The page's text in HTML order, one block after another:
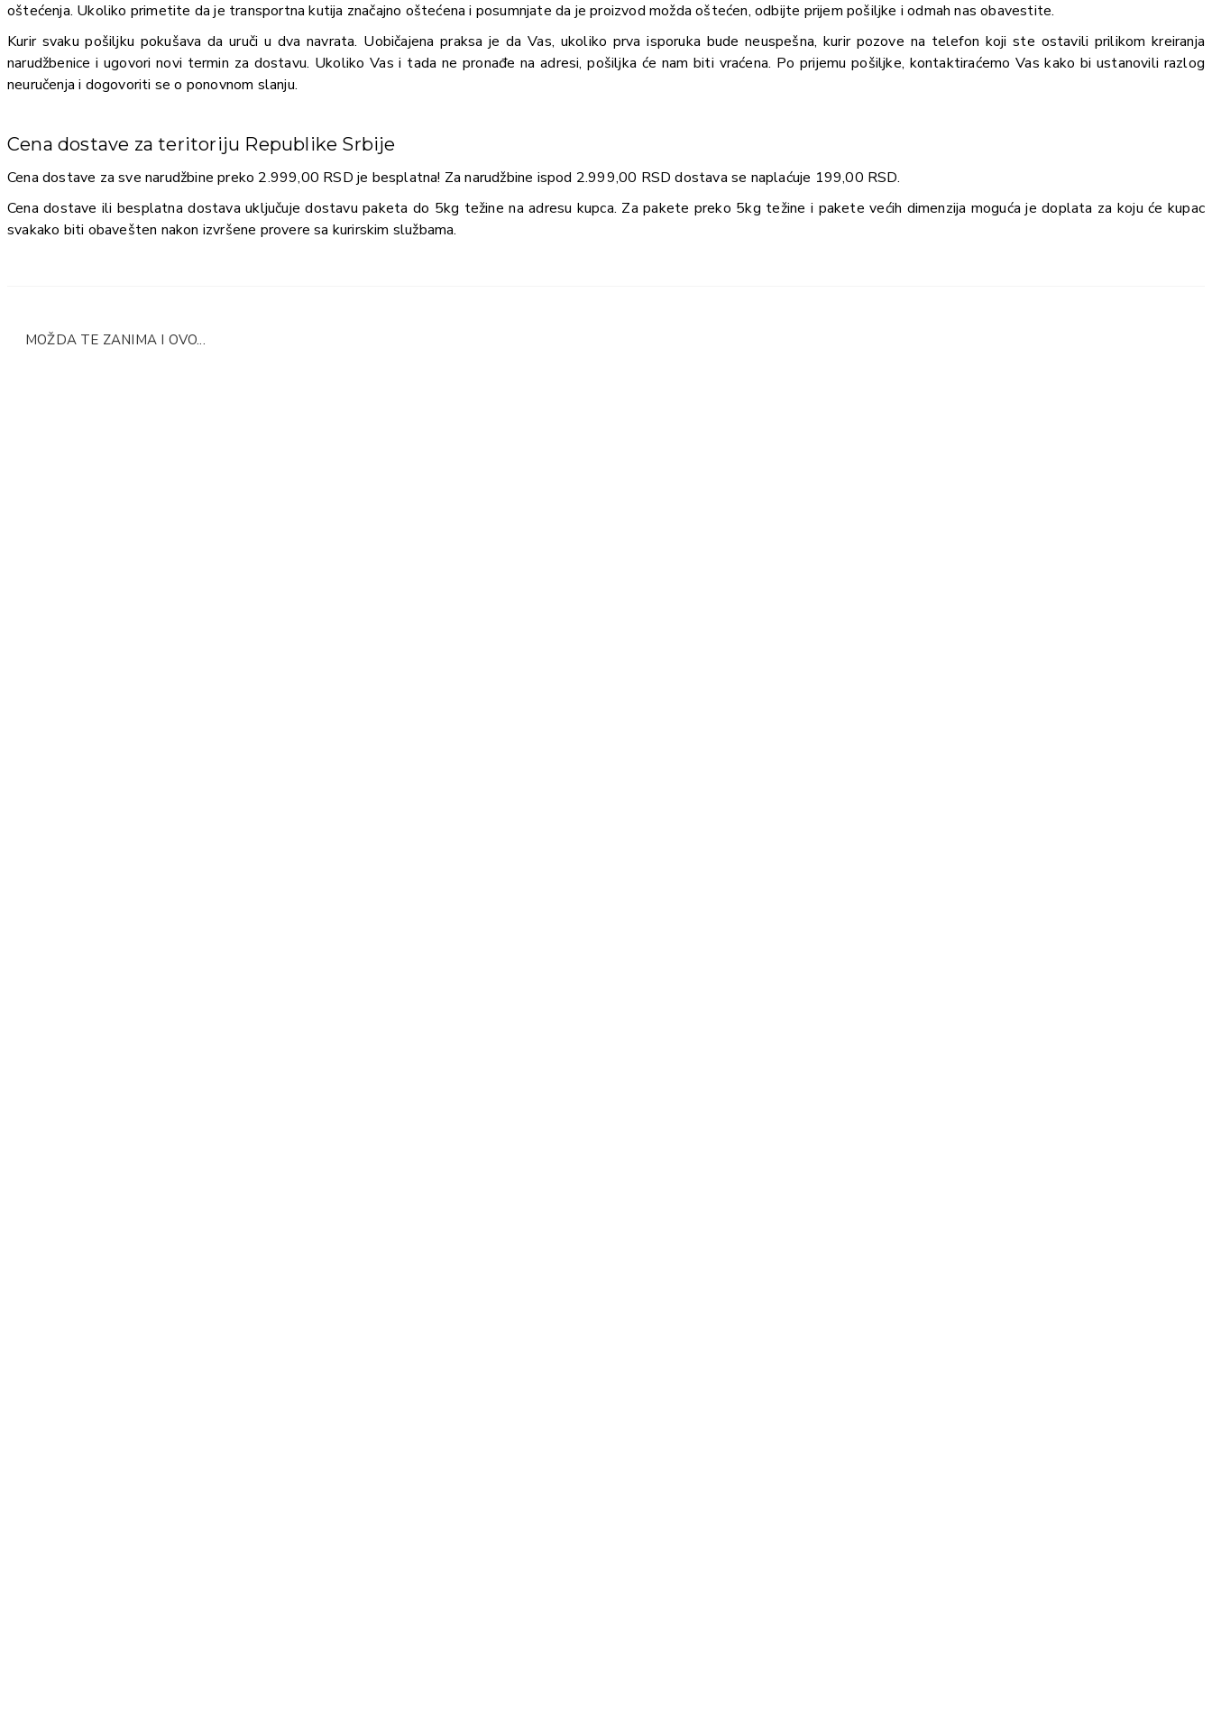
oštećenja. Ukoliko primetite da je transportna kutija značajno oštećena i posumnjate da je proizvod možda oštećen, odbijte prijem pošiljke i odmah nas obavestite.
Kurir svaku pošiljku pokušava da uruči u dva navrata. Uobičajena praksa je da Vas, ukoliko prva isporuka bude neuspešna, kurir pozove na telefon koji ste ostavili prilikom kreiranja
narudžbenice i ugovori novi termin za dostavu. Ukoliko Vas i tada ne pronađe na adresi, pošiljka će nam biti vraćena. Po prijemu pošiljke, kontaktiraćemo Vas kako bi ustanovili razlog
neuručenja i dogovoriti se o ponovnom slanju.
Cena dostave za teritoriju Republike Srbije
Cena dostave za sve narudžbine preko 2.999,00 RSD je besplatna! Za narudžbine ispod 2.999,00 RSD dostava se naplaćuje 199,00 RSD.
Cena dostave ili besplatna dostava uključuje dostavu paketa do 5kg težine na adresu kupca. Za pakete preko 5kg težine i pakete većih dimenzija moguća je doplata za koju će kupac
svakako biti obavešten nakon izvršene provere sa kurirskim službama.
MOŽDA TE ZANIMA I OVO...